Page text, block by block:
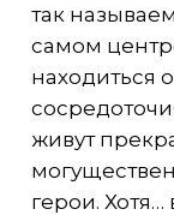
так
самом
находиться
живут
герои.